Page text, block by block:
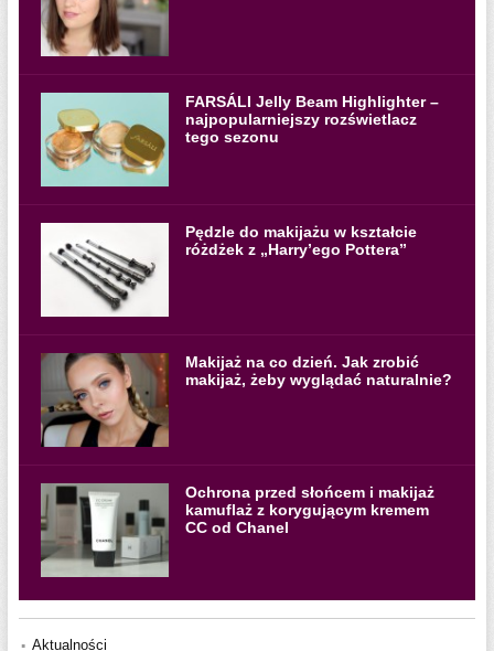
FARSÁLI Jelly Beam Highlighter –
najpopularniejszy rozświetlacz
tego sezonu
Pędzle do makijażu w kształcie
różdżek z „Harry’ego Pottera”
Makijaż na co dzień. Jak zrobić
makijaż, żeby wyglądać naturalnie?
Ochrona przed słońcem i makijaż
kamuflaż z korygującym kremem
CC od Chanel
Aktualności